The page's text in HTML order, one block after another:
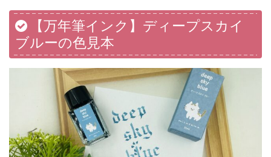
【万年筆インク】ディープスカイ
ブルーの色見本